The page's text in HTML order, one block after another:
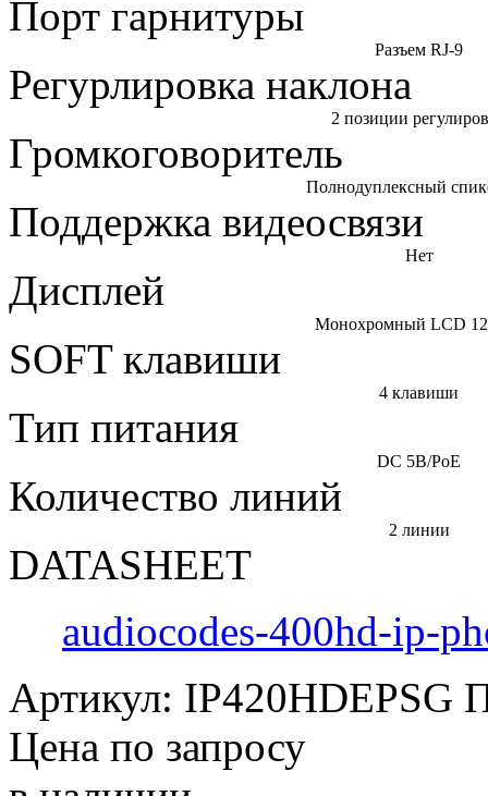
Порт гарнитуры
Разъем RJ-9
Регурлировка наклона
2 позиции
Громкоговоритель
Полнодуплексный
Поддержка видеосвязи
Нет
Дисплей
Монохромный LCD
SOFT клавиши
4 клавиши
Тип питания
DC 5B/PoE
Количество линий
2 линии
DATASHEET
audiocodes-400hd-ip-
Артикул: IP420HDEPSG
Цена по запросу